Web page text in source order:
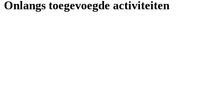
Onlangs toegevoegde activiteiten